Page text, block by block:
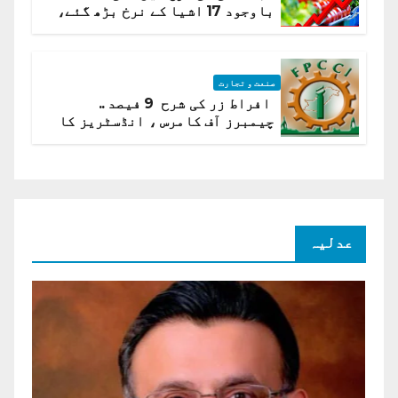
باوجود 17 اشیا کے نرخ بڑھ گئے،
صنعت و تجارت
افراط زر کی شرح 9 فیصد ..
چیمبرز آف کامرس ، انڈسٹریز کا
عدلیہ